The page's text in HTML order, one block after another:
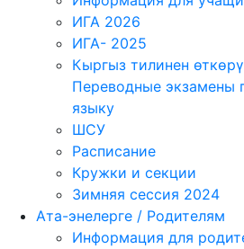
ИГА 2026
ИГА- 2025
Кыргыз тилинен
Переводные экзамены
языку
ШСУ
Расписание
Кружки и секции
Зимняя сессия 2024
Ата-энелерге / Родителям
Информация для